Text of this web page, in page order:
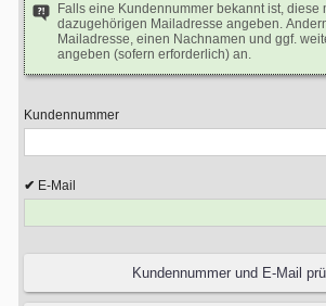
Falls eine Kundennummer bekannt ist, diese
dazugehörigen Mailadresse angeben.
Mailadresse, einen Nachnamen und ggf.
angeben (sofern erforderlich) an.
Kundennummer
E-Mail